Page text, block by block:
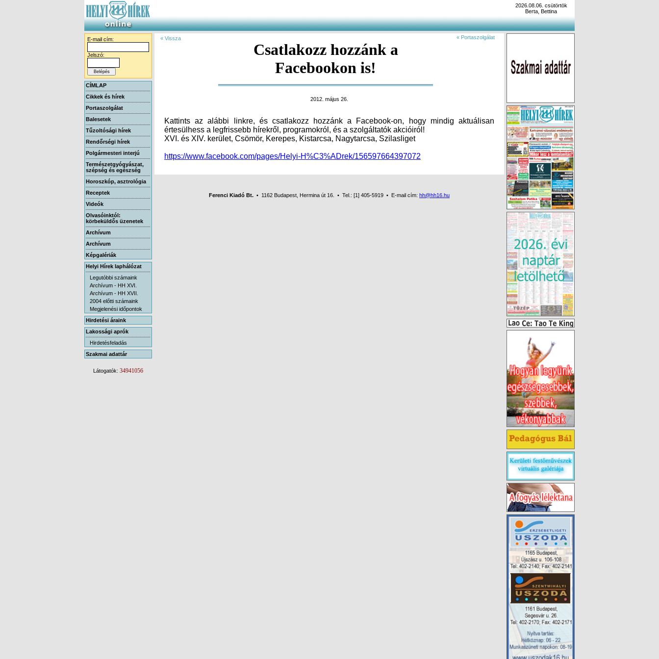
2026.08.06. csütörtök
Berta, Bettina
E-mail cím:
Jelszó:
CÍMLAP
Cikkek és hírek
Portaszolgálat
Balesetek
Tűzoltósági hírek
Rendőrségi hírek
Polgármesteri interjú
Természetgyógyászat,
szépség és egészség
Horoszkóp, asztrológia
Receptek
Videók
Olvasóinktól:
körbeküldős üzenetek
Archívum
Archívum
Képgalériák
Helyi Hírek laphálózat
Legutóbbi számaink
Archívum - HH XVI.
Archívum - HH XVII.
2004 előtti számaink
Megjelenési időpontok
Hirdetési áraink
Lakossági aprók
Hirdetésfeladás
Szakmai adattár
Látogatók: 34941056
« Vissza
Csatlakozz hozzánk a
Facebookon is!
« Portaszolgálat
2012. május 26.
Kattints az alábbi linkre, és csatlakozz hozzánk a Facebook-on, hogy mindig aktuálisan
értesülhess a legfrissebb hírekről, programokról, és a szolgáltatók akcióiról!
XVI. és XIV. kerület, Csömör, Kerepes, Kistarcsa, Nagytarcsa, Szilasliget
https://www.facebook.com/pages/Helyi-H%C3%ADrek/156597664397072
Ferenci Kiadó Bt. • 1162 Budapest, Hermina út 16. • Tel.: [1] 405-5919 • E-mail cím: hh@hh16.hu